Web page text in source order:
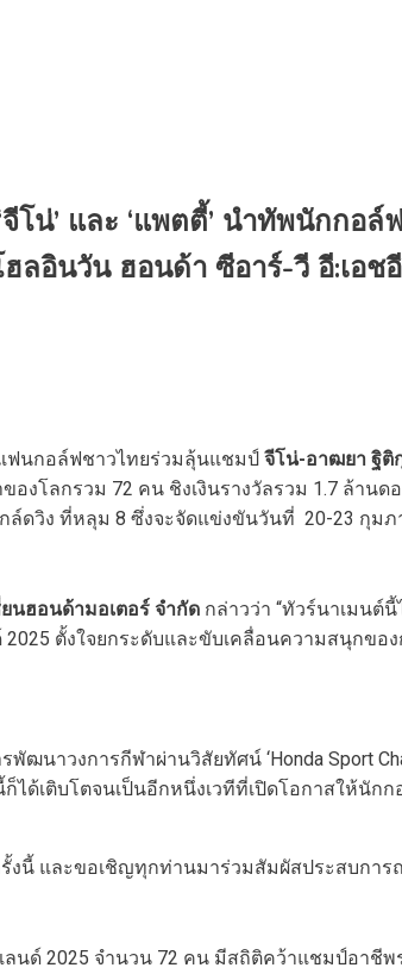
น่’ และ ‘แพตตี้’ นำทัพนักกอ
ลอินวัน ฮอนด้า ซีอาร์-วี อี:เ
ฟนกอล์ฟชาวไทยร่วมลุ้นแชมป์ จีโน่-อาฒยา ฐิติ
งโลกรวม 72 คน ชิงเงินรางวัลรวม 1.7 ล้าน
กล์ดวิง ที่หลุม 8 ซึ่งจะจัดแข่งขันวันที่ 20-23 กุ
นฮอนด้ามอเตอร์ จำกัด กล่าวว่า “ทัวร์นาเมนต์
ตั้งใจยกระดับและขับเคลื่อนความสนุก
นาวงการกีฬาผ่านวิสัยทัศน์ ‘Honda Sport
ได้เติบโตจนเป็นอีกหนึ่งเวทีที่เปิดโอกาสให้
นี้ และขอเชิญทุกท่านมาร่วมสัมผัสประสบกา
ด์ 2025 จำนวน 72 คน มีสถิติคว้าแชมป์อาชีพ